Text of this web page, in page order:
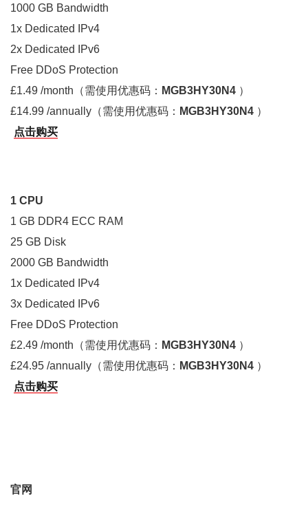
1000 GB Bandwidth
1x Dedicated IPv4
2x Dedicated IPv6
Free DDoS Protection
£1.49 /month（需使用优惠码： MGB3HY30N4 ）
£14.99 /annually（需使用优惠码： MGB3HY30N4 ）
点击购买
1 CPU
1 GB DDR4 ECC RAM
25 GB Disk
2000 GB Bandwidth
1x Dedicated IPv4
3x Dedicated IPv6
Free DDoS Protection
£2.49 /month（需使用优惠码： MGB3HY30N4 ）
£24.95 /annually（需使用优惠码： MGB3HY30N4 ）
点击购买
官网